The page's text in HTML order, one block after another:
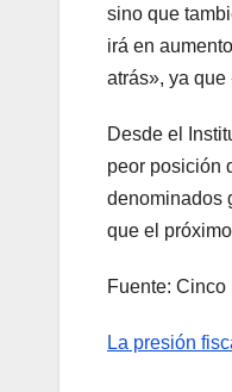
sino que
irá en
atrás», ya
Desde el
peor posición
denominados
que el
Fuente:
La presión